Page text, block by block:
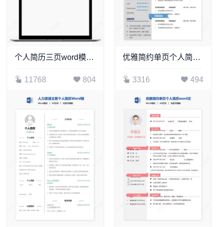
个人简历三页word模板封面自荐信(7)
11768 804
优雅简约单页个人简历word文档(15)
3316 494